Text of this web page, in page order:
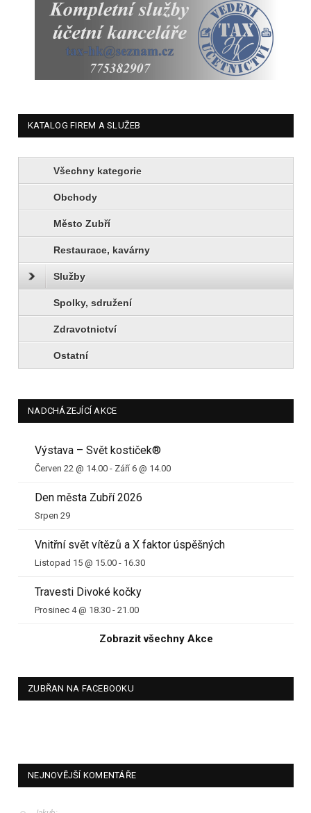
KATALOG FIREM A SLUŽEB
Všechny kategorie
Obchody
Město Zubří
Restaurace, kavárny
Služby
Spolky, sdružení
Zdravotnictví
Ostatní
NADCHÁZEJÍCÍ AKCE
Výstava – Svět kostiček®
Červen 22 @ 14.00 - Září 6 @ 14.00
Den města Zubří 2026
Srpen 29
Vnitřní svět vítězů a X faktor úspěšných
Listopad 15 @ 15.00 - 16.30
Travesti Divoké kočky
Prosinec 4 @ 18.30 - 21.00
Zobrazit všechny Akce
ZUBŘAN NA FACEBOOKU
NEJNOVĚJŠÍ KOMENTÁŘE